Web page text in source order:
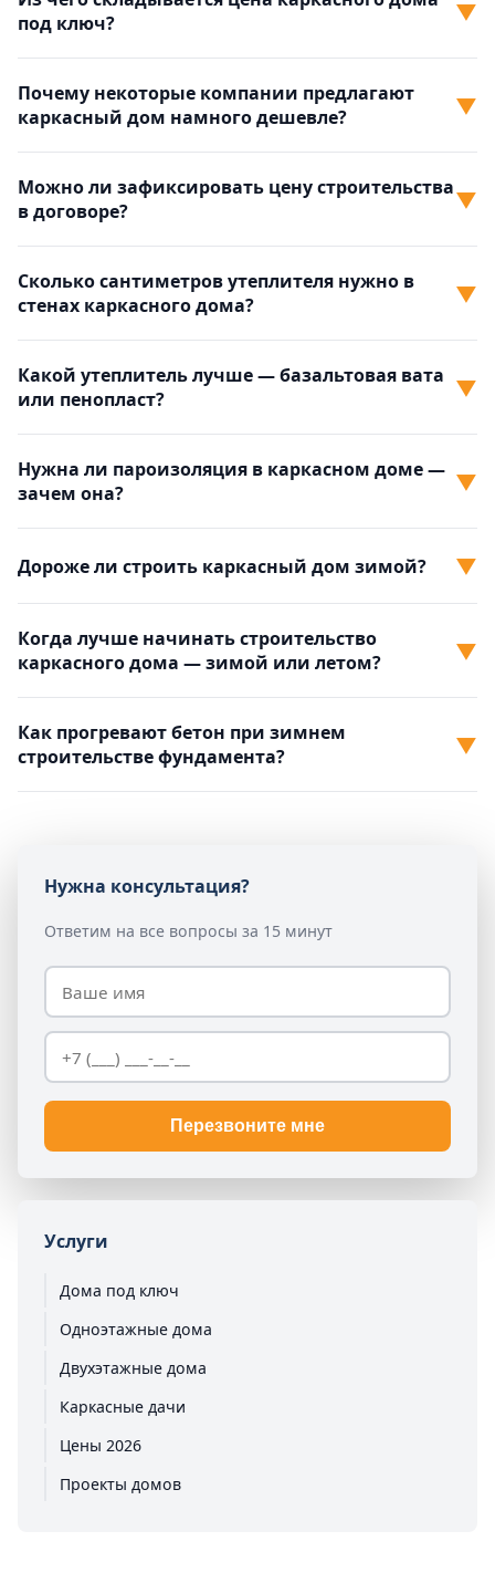
под ключ?
▼
Почему некоторые компании предлагают
каркасный дом намного дешевле?
▼
Можно ли зафиксировать цену строительства
в договоре?
▼
Сколько сантиметров утеплителя нужно в
стенах каркасного дома?
▼
Какой утеплитель лучше — базальтовая вата
или пенопласт?
▼
Нужна ли пароизоляция в каркасном доме —
зачем она?
▼
Дороже ли строить каркасный дом зимой? ▼
Когда лучше начинать строительство
каркасного дома — зимой или летом?
▼
Как прогревают бетон при зимнем
строительстве фундамента?
▼
Нужна консультация?
Ответим на все вопросы за 15 минут
Перезвоните мне
Услуги
Дома под ключ
Одноэтажные дома
Двухэтажные дома
Каркасные дачи
Цены 2026
Проекты домов